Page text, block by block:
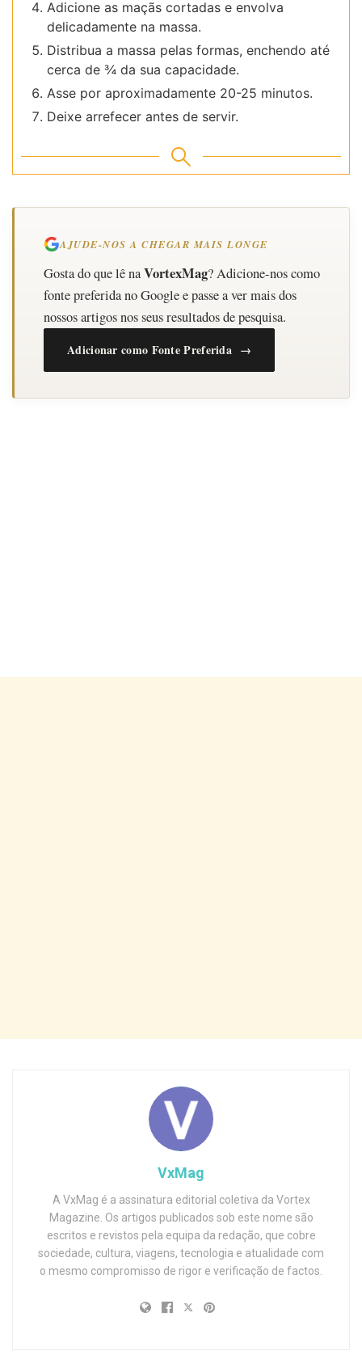
Adicione as maçãs cortadas e envolva
delicadamente na massa.
Distribua a massa pelas formas, enchendo até
cerca de ¾ da sua capacidade.
Asse por aproximadamente 20-25 minutos.
Deixe arrefecer antes de servir.
AJUDE-NOS A CHEGAR MAIS LONGE
Gosta do que lê naVortexMag? Adicione-nos como
fonte preferida no Google e passe a ver mais dos
nossos artigos nos seus resultados de pesquisa.
Adicionar como Fonte Preferida →
VxMag
A VxMag é a assinatura editorial coletiva da Vortex
Magazine. Os artigos publicados sob este nome são
escritos e revistos pela equipa da redação, que cobre
sociedade, cultura, viagens, tecnologia e atualidade com
o mesmo compromisso de rigor e verificação de factos.